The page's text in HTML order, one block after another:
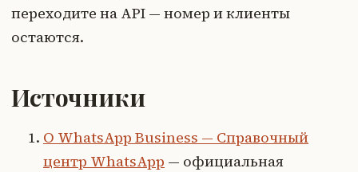
переходите на API — номер и клиенты
остаются.
Источники
О WhatsApp Business — Справочный
центр WhatsApp — официальная